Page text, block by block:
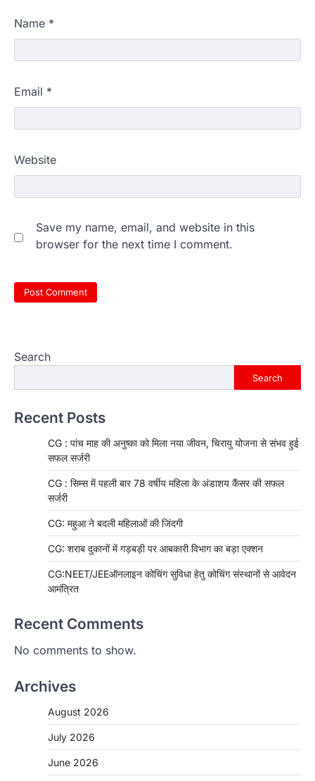
Name *
Email *
Website
Save my name, email, and website in this
browser for the next time I comment.
Search
Search
Recent Posts
CG : पांच माह की अनुष्का को मिला नया जीवन, चिरायु योजना से संभव हुई
सफल सर्जरी
CG : सिम्स में पहली बार 78 वर्षीय महिला के अंडाशय कैंसर की सफल
सर्जरी
CG: महुआ ने बदली महिलाओं की जिंदगी
CG: शराब दुकानों में गड़बड़ी पर आबकारी विभाग का बड़ा एक्शन
CG:NEET/JEEऑनलाइन कोचिंग सुविधा हेतु कोचिंग संस्थानों से आवेदन
आमंत्रित
Recent Comments
No comments to show.
Archives
August 2026
July 2026
June 2026